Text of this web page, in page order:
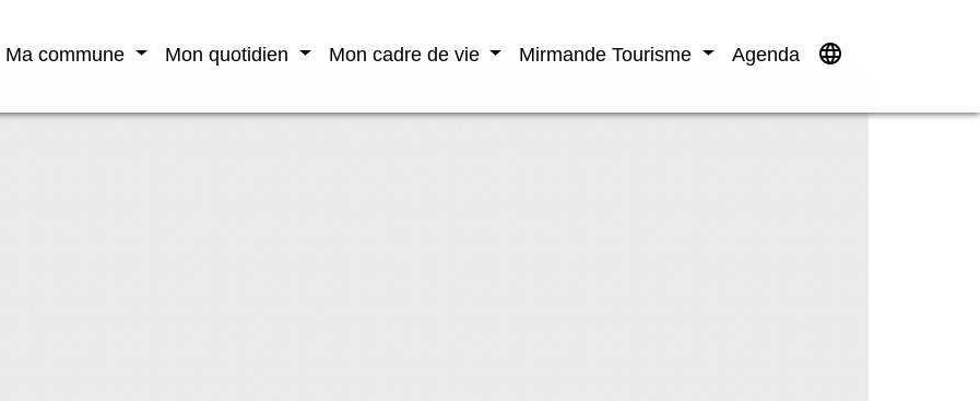
Ma commune Mon quotidien Mon cadre de vie Mirmande Tourisme Agenda language